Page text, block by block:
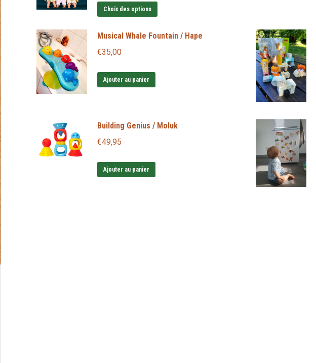
Choix des options
a
être
Musical Whale Fountain / Hape
€35,00
Ajouter au panier
Building Genius / Moluk
€49,95
Ajouter au panier